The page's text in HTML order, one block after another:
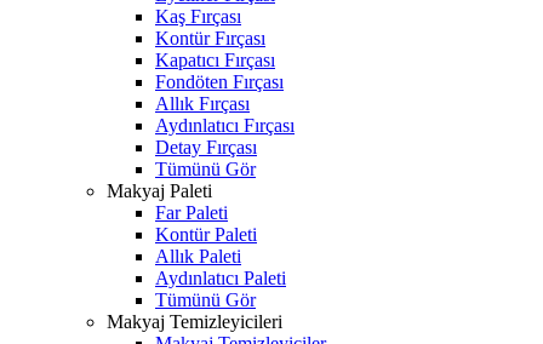
Kaş Fırçası
Kontür Fırçası
Kapatıcı Fırçası
Fondöten Fırçası
Allık Fırçası
Aydınlatıcı Fırçası
Detay Fırçası
Tümünü Gör
Makyaj Paleti
Far Paleti
Kontür Paleti
Allık Paleti
Aydınlatıcı Paleti
Tümünü Gör
Makyaj Temizleyicileri